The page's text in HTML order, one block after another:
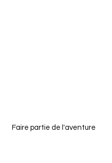
Faire partie de l'aventure